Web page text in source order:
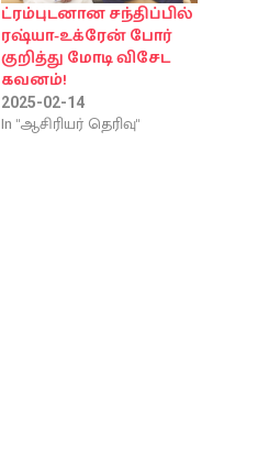
ட்ரம்புடனான சந்திப்பில்
ரஷ்யா-உக்ரேன் போர்
குறித்து மோடி விசேட
கவனம்!
2025-02-14
In "ஆசிரியர் தெரிவு"